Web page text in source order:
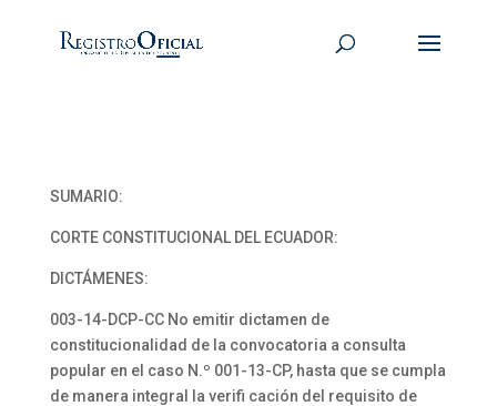
SUMARIO:
CORTE CONSTITUCIONAL DEL ECUADOR:
DICTÁMENES:
003-14-DCP-CC No emitir dictamen de
constitucionalidad de la convocatoria a consulta
popular en el caso N.º 001-13-CP, hasta que se cumpla
de manera integral la verifi cación del requisito de